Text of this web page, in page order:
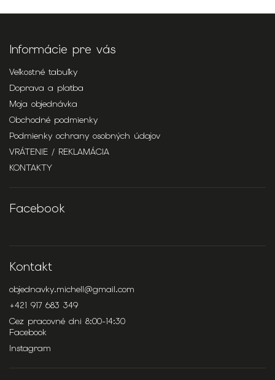
Informácie pre vás
Veľkostné tabuľky
Doprava a platba
Moja objednávka
Obchodné podmienky
Podmienky ochrany osobných údajov
VRÁTENIE / REKLAMÁCIA
KONTAKTY
Facebook
Kontakt
objednavky.michell@gmail.com
+421 917 683 349
Cez pracovné dni 8:00-14:30
Facebook
Instagram